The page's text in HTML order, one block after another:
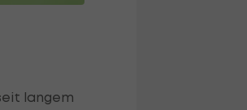
langem